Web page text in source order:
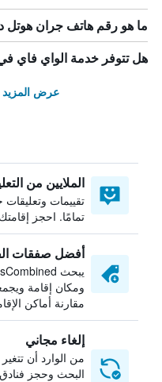
ما هو رقم هاتف جران هوتل
هل تتوفر خدمة الواي فاي
عرض المزيد
الملايين من
تقييمات وتعليقات
تمامًا. احجز
أفضل صفقات
ومكان إقامة
مقارنة أماكن
إلغاء مجاني
من الوارد أن
البحث وحجز